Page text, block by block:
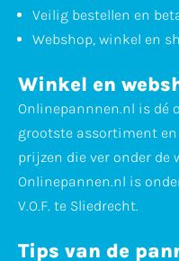
Veilig bestellen en
Webshop, winkel en
Winkel en
Onlinepannnen.nl is dé
grootste assortiment en
prijzen die ver onder de
Onlinepannen.nl is
V.O.F. te Sliedrecht.
Tips van de